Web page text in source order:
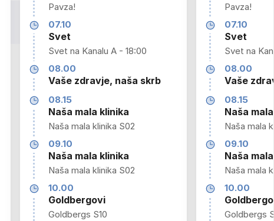
Pavza!
07.10
Svet
Svet na Kanalu A - 18:00
08.00
Vaše zdravje, naša skrb
08.15
Naša mala klinika
Naša mala klinika S02
09.10
Naša mala klinika
Naša mala klinika S02
10.00
Goldbergovi
Goldbergs S10
Pavza!
07.10
Svet
Svet na
08.00
Vaše
08.15
Naša
Naša mala
09.10
Naša
Naša mala
10.00
Goldbergs